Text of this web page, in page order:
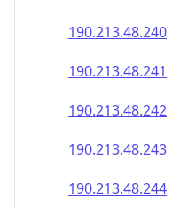
190.213.48.240
190.213.48.241
190.213.48.242
190.213.48.243
190.213.48.244